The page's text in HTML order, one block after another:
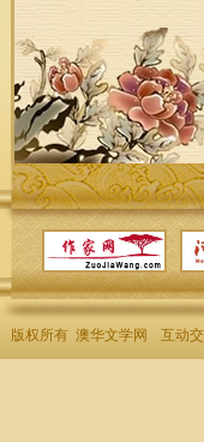
版权所有 澳华文学网 互动